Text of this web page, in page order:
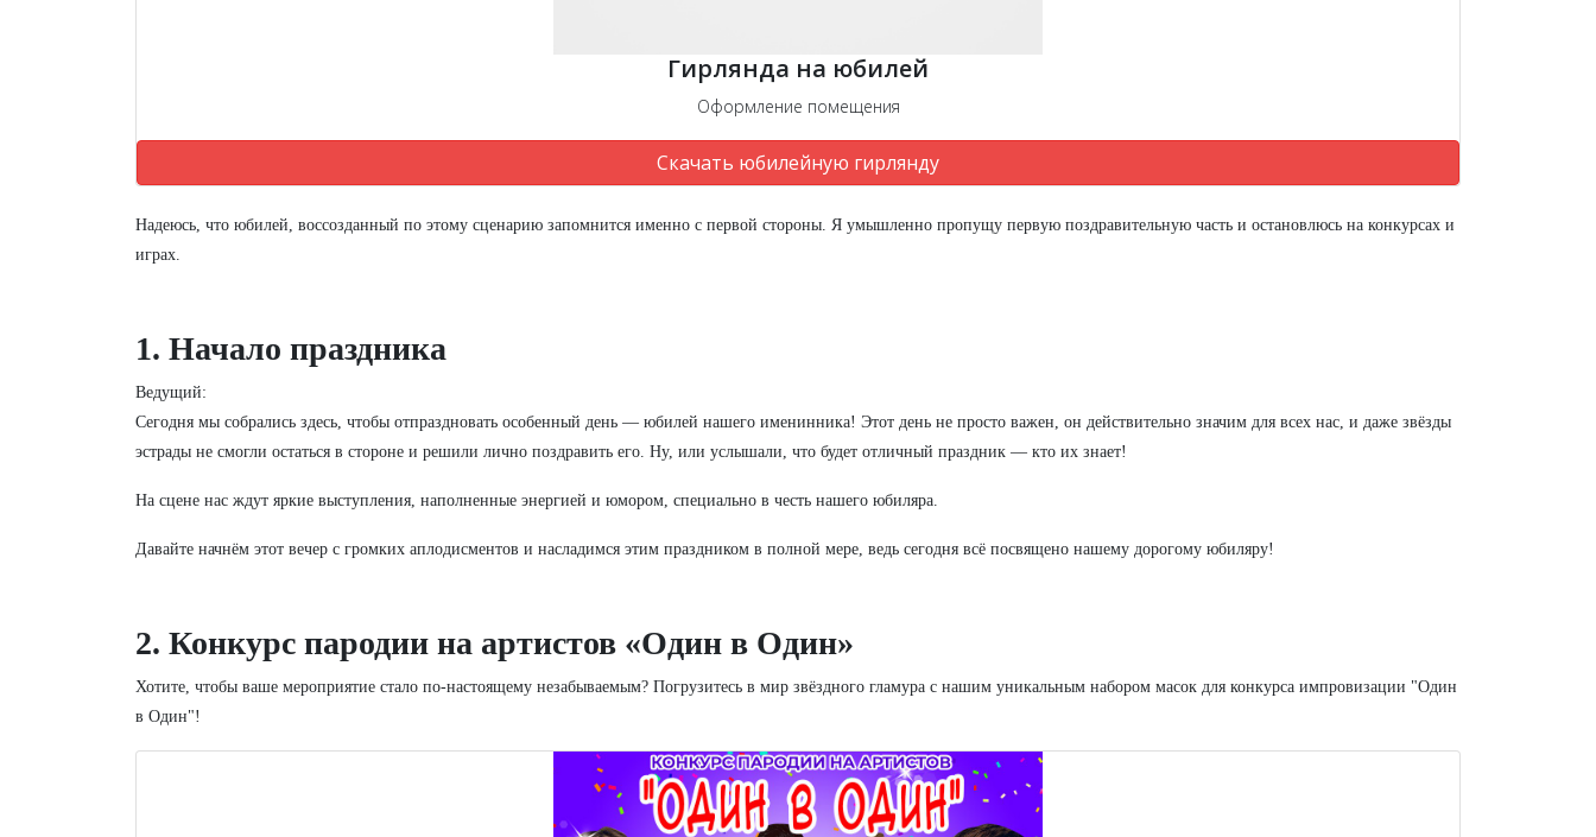
Гирлянда на юбилей
Оформление помещения
Скачать юбилейную гирлянду
Надеюсь, что юбилей, воссозданный по этому сценарию запомнится именно с первой стороны. Я умышленно пропущу первую поздравительную часть и остановлюсь на конкурсах и
играх.
1. Начало праздника
Ведущий:
Сегодня мы собрались здесь, чтобы отпраздновать особенный день — юбилей нашего именинника! Этот день не просто важен, он действительно значим для всех нас, и даже звёзды
эстрады не смогли остаться в стороне и решили лично поздравить его. Ну, или услышали, что будет отличный праздник — кто их знает!
На сцене нас ждут яркие выступления, наполненные энергией и юмором, специально в честь нашего юбиляра.
Давайте начнём этот вечер с громких аплодисментов и насладимся этим праздником в полной мере, ведь сегодня всё посвящено нашему дорогому юбиляру!
2. Конкурс пародии на артистов «Один в Один»
Хотите, чтобы ваше мероприятие стало по-настоящему незабываемым? Погрузитесь в мир звёздного гламура с нашим уникальным набором масок для конкурса импровизации "Один
в Один"!